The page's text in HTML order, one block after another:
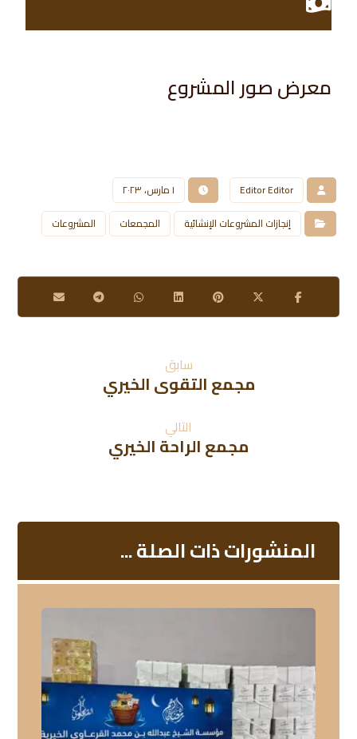
معرض صور المشروع​
Editor Editor
١ مارس، ٢٠٢٣
إنجازات المشروعات الإنشائية
المجمعات المشروعات
سابق
مجمع التقوى الخيري
التالي
مجمع الراحة الخيري
المنشورات ذات الصلة ...